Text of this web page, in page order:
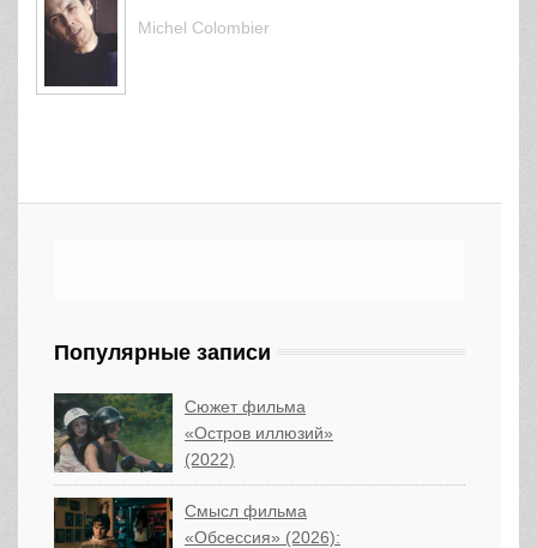
Michel Colombier
Популярные записи
Сюжет фильма
«Остров иллюзий»
(2022)
Смысл фильма
«Обсессия» (2026):